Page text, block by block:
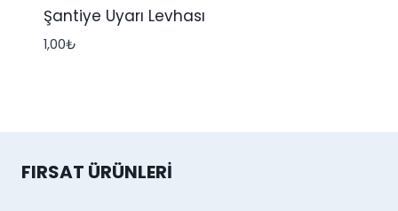
Şantiye Uyarı Levhası
1,00₺
FIRSAT ÜRÜNLERI